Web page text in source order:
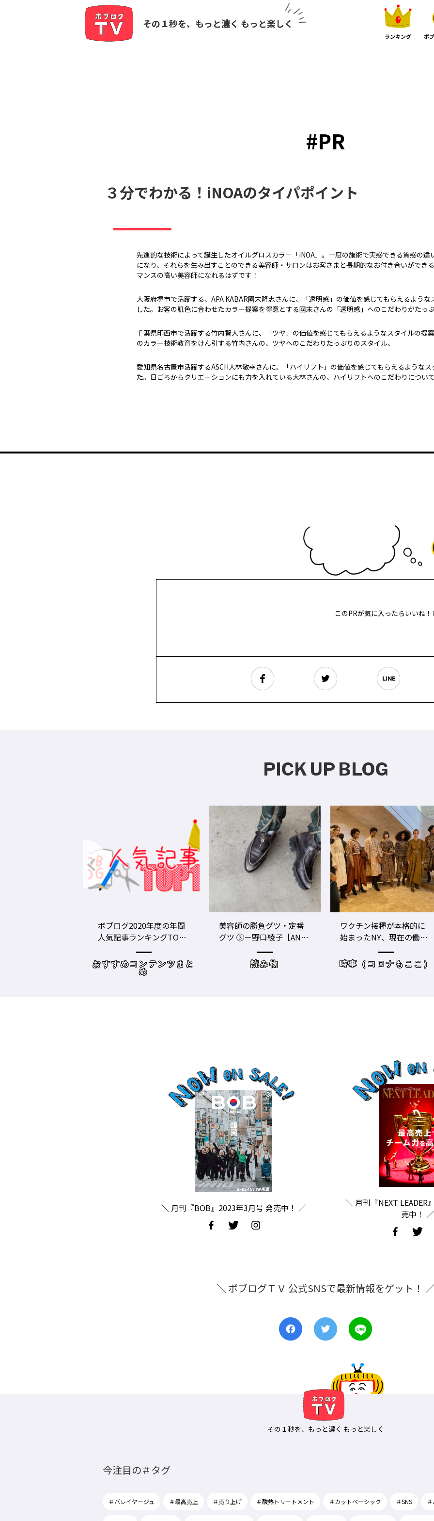
その１秒を、もっと濃く もっと楽しく
ランキング ボ
#PR
３分でわかる！iNOAのタイパポイント
先進的な技術によって誕生したオイルグロスカラー「iNOA」。一度の施術で実感できる質感の違
になり、それらを生み出すことのできる美容師・サロンはお客さまと長期的なお付き合いができ
マンスの高い美容師になれるはずです！
大阪府堺市で活躍する、APA KABAR國末隆志さんに、「透明感」の価値を感じてもらえるよう
した。お客の肌色に合わせたカラー提案を得意とする國末さんの「透明感」へのこだわりがたっ
千葉県印西市で活躍する竹内智大さんに、「ツヤ」の価値を感じてもらえるようなスタイルの提
のカラー技術教育をけん引する竹内さんの、ツヤへのこだわりたっぷりのスタイル、
愛知県名古屋市活躍するASCH大林敬幸さんに、「ハイリフト」の価値を感じてもらえるような
た。日ごろからクリエーションにも力を入れている大林さんの、ハイリフトへのこだわりについ
このPRが気に入ったらいいね
PICK UP BLOG
美容師の勝負グツ・定番
グツ ③－野口綾子［AND
THE BRICKS（アンドザブ
リックス）／神奈川県鎌
倉市］の場合－
読み物
ワクチン接種が本格的に
始まったNY、現在の働き
方＆街の様子
時事（コロナもここ）
美容師のビジネスパフォ
ーマンスをあげる！ ト
レーニングジムに潜入
サロンワーク・売り上
＼ 月刊『BOB』2023年3月号 発売中！ ／
＼ 月刊『NEXT LEADER
売中！ ／
＼ ボブログＴＶ 公式SNSで最新情報をゲット！
その１秒を、もっと濃く もっと楽しく
今注目の＃タグ
＃バレイヤージュ ＃最高売上 ＃売り上げ ＃酸熱トリートメント ＃カットベーシック ＃SNS